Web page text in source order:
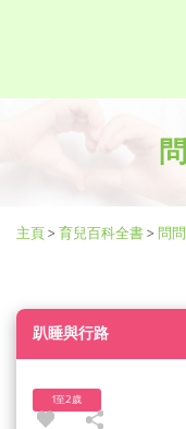
主頁> 育兒百科全書> 問
趴睡與行路
1至2歲